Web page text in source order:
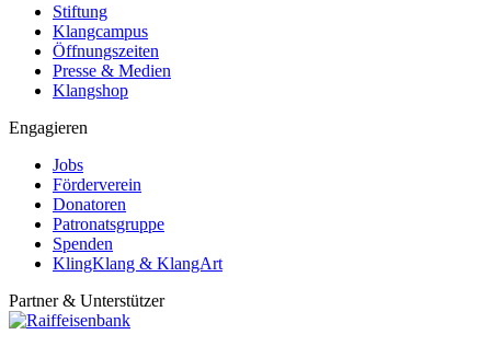
Stiftung
Klangcampus
Öffnungszeiten
Presse & Medien
Klangshop
Engagieren
Jobs
Förderverein
Donatoren
Patronatsgruppe
Spenden
KlingKlang & KlangArt
Partner & Unterstützer